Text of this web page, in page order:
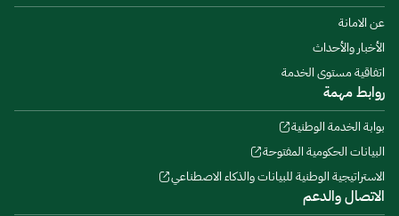
عن الامانة
الأخبار والأحداث
اتفاقية مستوى الخدمة
روابط مهمة
بوابة الخدمة الوطنية
البيانات الحكومية المفتوحة
الاستراتيجية الوطنية للبيانات والذكاء الاصطناعي
الاتصال والدعم